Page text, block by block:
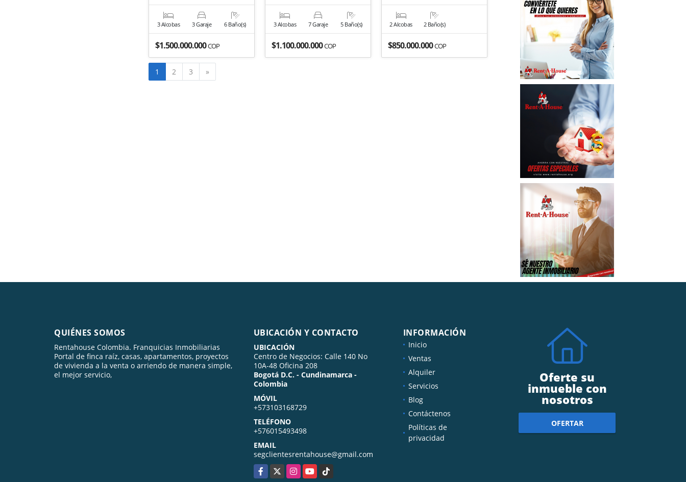
3 Alcobas 3 Garaje 6 Baño(s)
$1.500.000.000COP
3 Alcobas 7 Garaje 5 Baño(s)
$1.100.000.000COP
2 Alcobas 2 Baño(s)
$850.000.000COP
1 2 3 »
QUIÉNES SOMOS
Rentahouse Colombia. Franquicias Inmobiliarias
Portal de finca raíz, casas, apartamentos, proyectos
de vivienda a la venta o arriendo de manera simple,
el mejor servicio,
UBICACIÓN Y CONTACTO
UBICACIÓN
Centro de Negocios: Calle 140 No
10A-48 Oficina 208
Bogotá D.C. - Cundinamarca -
Colombia
MÓVIL
+573103168729
TELÉFONO
+576015493498
EMAIL
segclientesrentahouse@gmail.com
Facebook
X InstagramYouTubeTikTok
INFORMACIÓN
Inicio
Ventas
Alquiler
Servicios
Blog
Contáctenos
Políticas de
privacidad
Oferte su
inmueble con
nosotros
OFERTAR